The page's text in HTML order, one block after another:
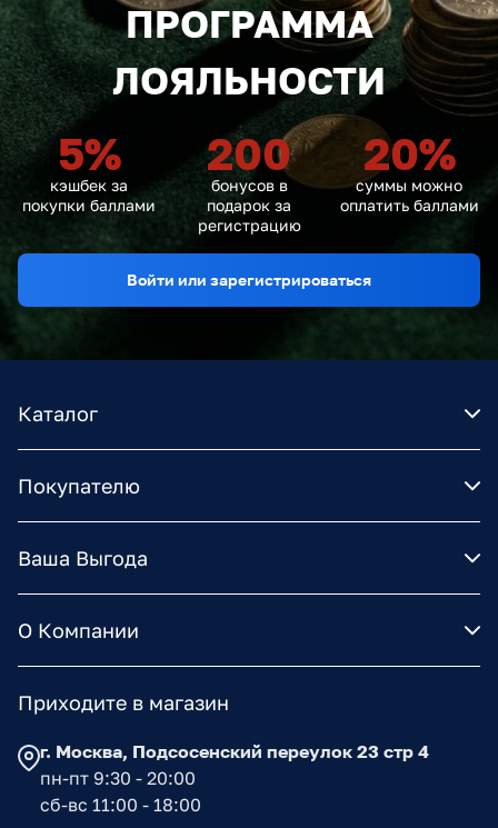
ПРОГРАММА
ЛОЯЛЬНОСТИ
5%
кэшбек за
покупки баллами
200
бонусов в
подарок за
регистрацию
20%
суммы можно
оплатить баллами
Войти или зарегистрироваться
Каталог
Покупателю
Ваша Выгода
О Компании
Приходите в магазин
г. Москва, Подсосенский переулок 23 стр 4
пн-пт 9:30 - 20:00
сб-вс 11:00 - 18:00